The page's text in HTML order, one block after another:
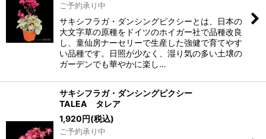
ご予約承り中
サキシフラガ・ダンシングピクシーとは、日本の
大文字草の原種をドイツのホイガー社で品種改良
し、童仙房ナーセリーで生産した強健で育てやす
い品種です。日照が少なく、湿り気の多い土壌の
ガーデンでも華やかに楽し…
サキシフラガ・ダンシングピクシー
TALEA タレア
1,920円(税込)
ご予約承り中